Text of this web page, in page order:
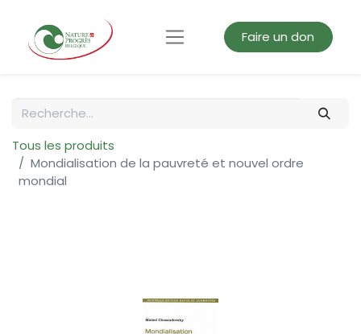
Faire un don
Tous les produits
Mondialisation de la pauvreté et nouvel ordre
mondial